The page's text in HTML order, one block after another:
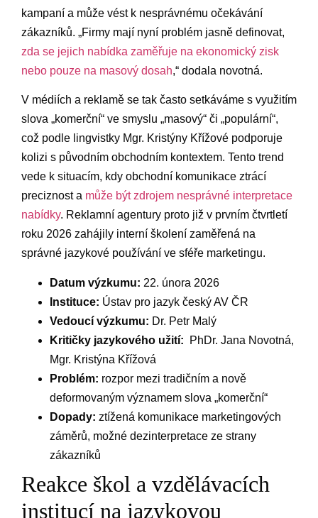
kampaní a může vést k nesprávnému očekávání
zákazníků. „Firmy mají nyní problém jasně definovat,⁤
zda se jejich nabídka zaměřuje na ‌ekonomický zisk
nebo pouze na masový‍ dosah,“⁤ dodala novotná.
V médiích a reklamě se tak často setkáváme s využitím
slova „komerční“ ve smyslu „masový“ či „populární“,
což podle lingvistky Mgr. Kristýny Křížové podporuje
kolizi s původním obchodním kontextem. Tento trend
vede ​k situacím, ⁣kdy obchodní komunikace ztrácí
preciznost​ a⁤ může být zdrojem ​nesprávné ​interpretace
nabídky. Reklamní agentury proto již v prvním čtvrtletí
roku 2026 zahájily interní školení zaměřená na‍
správné jazykové ​používání⁢ ve sféře ⁣marketingu.
Datum výzkumu: 22. února 2026
Instituce: Ústav pro jazyk český AV ČR
Vedoucí výzkumu: Dr. Petr Malý
Kritičky jazykového​ užití: ⁤ PhDr.‌ Jana Novotná,
Mgr. Kristýna Křížová
Problém: rozpor mezi‍ tradičním a nově
deformovaným významem‌ slova „komerční“
Dopady: ztížená komunikace marketingových
záměrů, možné dezinterpretace ze strany‌
zákazníků
Reakce škol a vzdělávacích
institucí na jazykovou